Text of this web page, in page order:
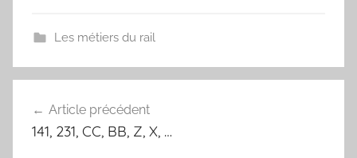
b
o
t
r
e
e
t
Les métiers du rail
Navigation
de
Article précédent
141, 231, CC, BB, Z, X, …